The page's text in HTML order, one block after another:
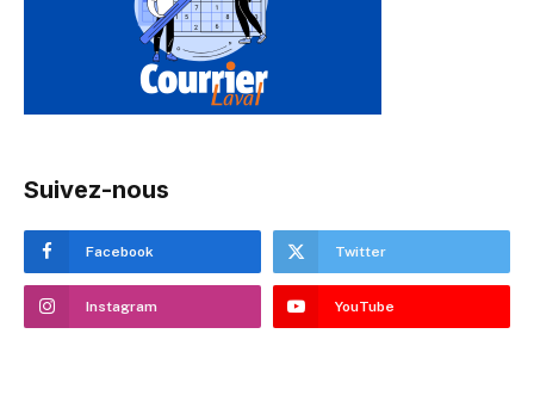
Suivez-nous
Facebook Twitter
Instagram YouTube